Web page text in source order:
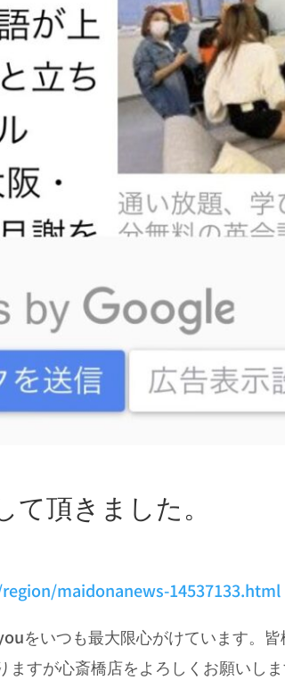
て頂きました。
maidonanews-14537133.html
をいつも最大限心がけています。
すが心斎橋店をよろしくお願いし